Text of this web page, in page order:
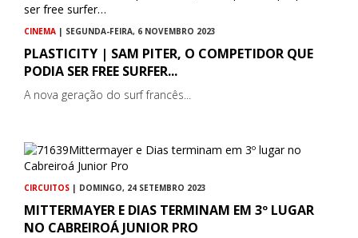
CINEMA | SEGUNDA-FEIRA, 6 NOVEMBRO 2023
PLASTICITY | SAM PITER, O COMPETIDOR QUE
PODIA SER FREE SURFER...
A nova geração do surf francês...
CIRCUITOS | DOMINGO, 24 SETEMBRO 2023
MITTERMAYER E DIAS TERMINAM EM 3º LUGAR
NO CABREIROÁ JUNIOR PRO